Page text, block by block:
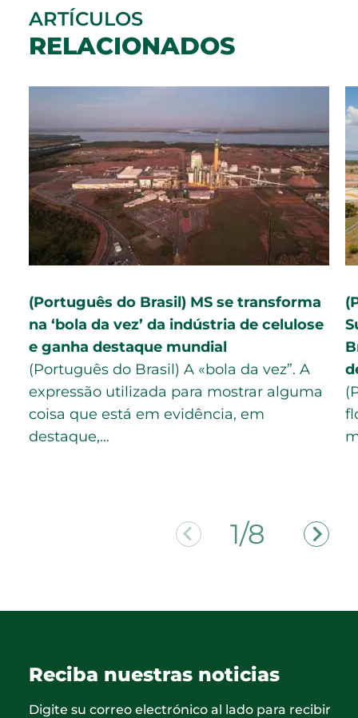
ARTÍCULOS
RELACIONADOS
(Português do Brasil) MS se transforma
na ‘bola da vez’ da indústria de celulose
e ganha destaque mundial
(Português do Brasil) A «bola da vez”. A
expressão utilizada para mostrar alguma
coisa que está em evidência, em
destaque,…
2/8
Reciba nuestras noticias
Digite su correo electrónico al lado para recibir